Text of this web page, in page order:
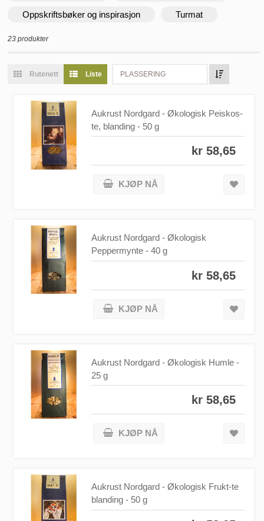
Oppskriftsbøker og inspirasjon Turmat
23 produkter
Rutenett Liste PLASSERING
Aukrust Nordgard - Økologisk Peiskos-
te, blanding - 50 g
kr 58,65
KJØP NÅ
Aukrust Nordgard - Økologisk
Peppermynte - 40 g
kr 58,65
KJØP NÅ
Aukrust Nordgard - Økologisk Humle -
25 g
kr 58,65
KJØP NÅ
Aukrust Nordgard - Økologisk Frukt-te
blanding - 50 g